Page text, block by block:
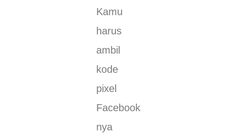
Kamu
harus
ambil
kode
pixel
Facebook
nya